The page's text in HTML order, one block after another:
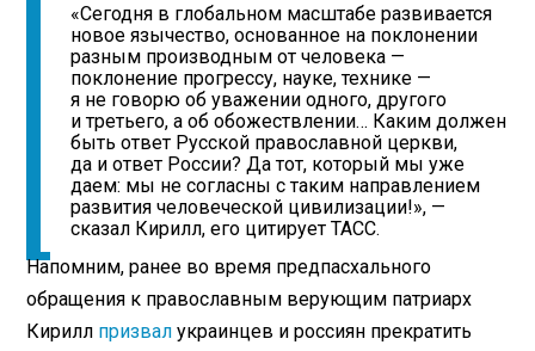
«Сегодня в глобальном масштабе развивается
новое язычество, основанное на поклонении
разным производным от человека —
поклонение прогрессу, науке, технике —
я не говорю об уважении одного, другого
и третьего, а об обожествлении… Каким должен
быть ответ Русской православной церкви,
да и ответ России? Да тот, который мы уже
даем: мы не согласны с таким направлением
развития человеческой цивилизации!», —
сказал Кирилл, его цитирует ТАСС.
Напомним, ранее во время предпасхального
обращения к православным верующим патриарх
Кирилл призвал украинцев и россиян прекратить